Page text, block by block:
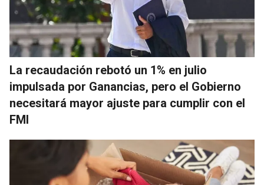
La recaudación rebotó un 1% en julio
impulsada por Ganancias, pero el Gobierno
necesitará mayor ajuste para cumplir con el
FMI